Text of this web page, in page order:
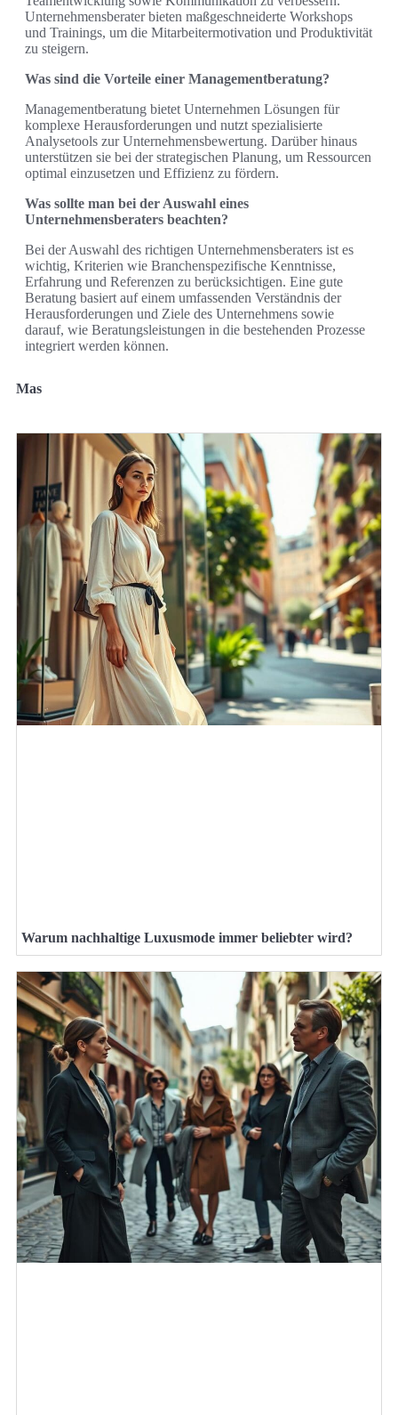
Unternehmensberater bieten maßgeschneiderte Workshops
und Trainings, um die Mitarbeitermotivation und Produktivität
zu steigern.
Was sind die Vorteile einer Managementberatung?
Managementberatung bietet Unternehmen Lösungen für
komplexe Herausforderungen und nutzt spezialisierte
Analysetools zur Unternehmensbewertung. Darüber hinaus
unterstützen sie bei der strategischen Planung, um Ressourcen
optimal einzusetzen und Effizienz zu fördern.
Was sollte man bei der Auswahl eines
Unternehmensberaters beachten?
Bei der Auswahl des richtigen Unternehmensberaters ist es
wichtig, Kriterien wie Branchenspezifische Kenntnisse,
Erfahrung und Referenzen zu berücksichtigen. Eine gute
Beratung basiert auf einem umfassenden Verständnis der
Herausforderungen und Ziele des Unternehmens sowie
darauf, wie Beratungsleistungen in die bestehenden Prozesse
integriert werden können.
Mas
Warum nachhaltige Luxusmode immer beliebter wird?